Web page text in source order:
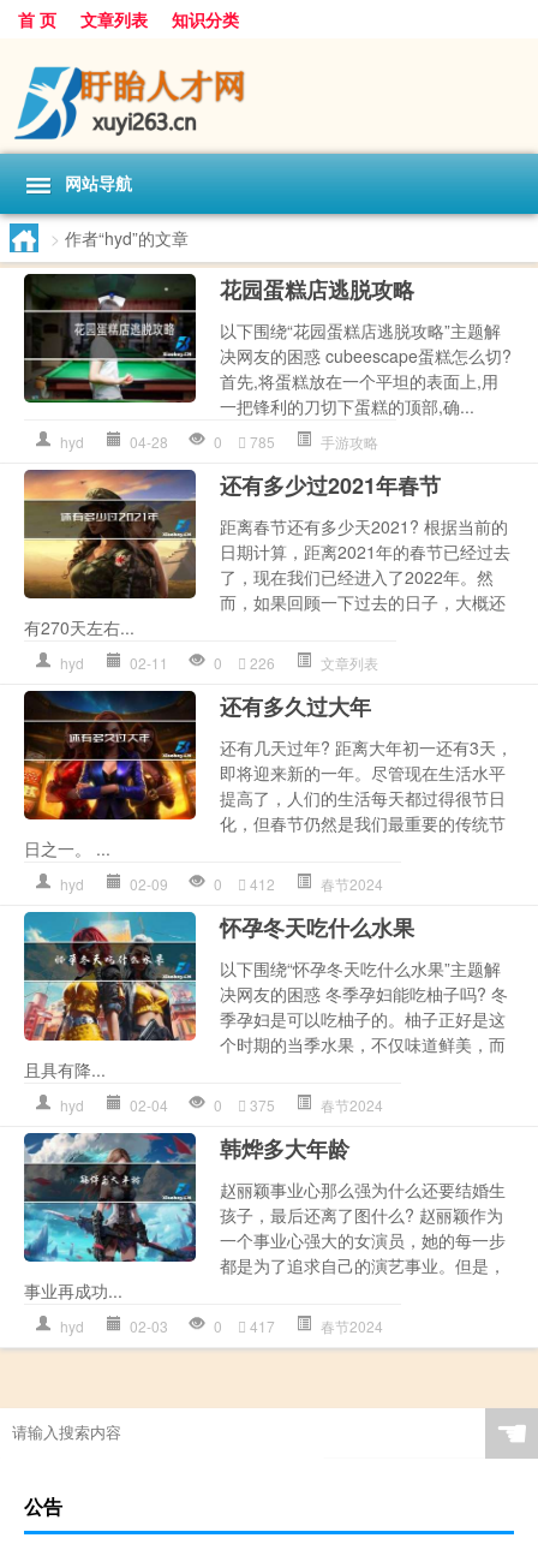
首 页 文章列表 知识分类
网站导航
> 作者“hyd”的文章
花园蛋糕店逃脱攻略
以下围绕“花园蛋糕店逃脱攻略”主题解
决网友的困惑 cubeescape蛋糕怎么切?
首先,将蛋糕放在一个平坦的表面上,用
一把锋利的刀切下蛋糕的顶部,确...
hyd 04-28 0 785 手游攻略
还有多少过2021年春节
距离春节还有多少天2021? 根据当前的
日期计算，距离2021年的春节已经过去
了，现在我们已经进入了2022年。然
而，如果回顾一下过去的日子，大概还
有270天左右...
hyd 02-11 0 226 文章列表
还有多久过大年
还有几天过年? 距离大年初一还有3天，
即将迎来新的一年。尽管现在生活水平
提高了，人们的生活每天都过得很节日
化，但春节仍然是我们最重要的传统节
日之一。 ...
hyd 02-09 0 412 春节2024
怀孕冬天吃什么水果
以下围绕“怀孕冬天吃什么水果”主题解
决网友的困惑 冬季孕妇能吃柚子吗? 冬
季孕妇是可以吃柚子的。柚子正好是这
个时期的当季水果，不仅味道鲜美，而
且具有降...
hyd 02-04 0 375 春节2024
韩烨多大年龄
赵丽颖事业心那么强为什么还要结婚生
孩子，最后还离了图什么? 赵丽颖作为
一个事业心强大的女演员，她的每一步
都是为了追求自己的演艺事业。但是，
事业再成功...
hyd 02-03 0 417 春节2024
☚
公告